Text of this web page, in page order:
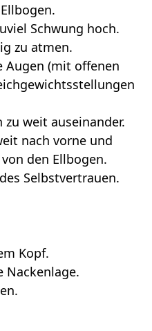
Schwung hoch.
zu atmen.
Augen (mit offenen
weit auseinander.
nach vorne und
den Ellbogen.
Selbstvertrauen.
Kopf.
Nackenlage.